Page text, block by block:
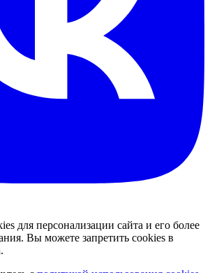
для персонализации сайта и его более
Вы можете запретить cookies в